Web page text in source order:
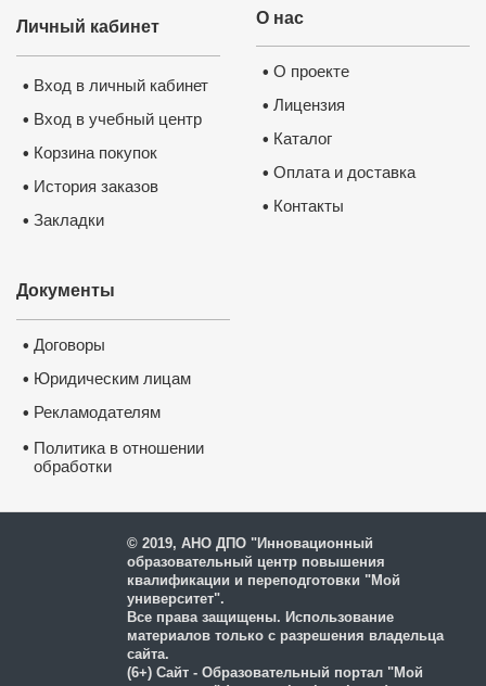
О нас
• О проекте
• Лицензия
• Каталог
• Оплата и доставка
• Контакты
Личный кабинет
• Вход в личный кабинет
• Вход в учебный центр
• Корзина покупок
• История заказов
• Закладки
Документы
• Договоры
• Юридическим лицам
• Рекламодателям
• Политика в отношении
обработки
© 2019, АНО ДПО "Инновационный
образовательный центр повышения
квалификации и переподготовки "Мой
университет".
Все права защищены. Использование
материалов только с разрешения владельца
сайта.
(6+) Сайт - Образовательный портал "Мой